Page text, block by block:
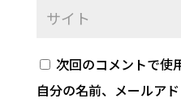
次回のコメントで使
自分の名前、メールア